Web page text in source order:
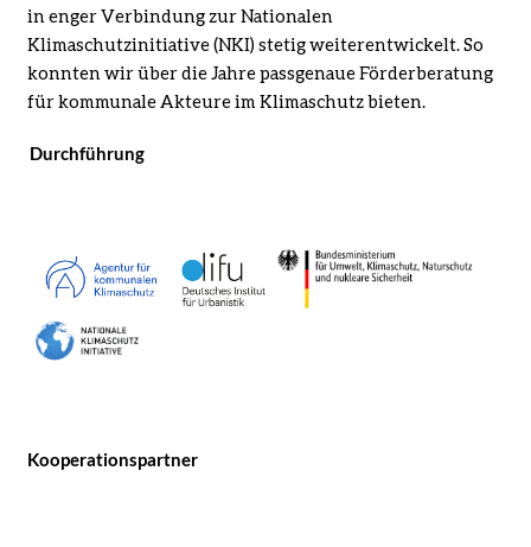
in enger Verbindung zur Nationalen
Klimaschutzinitiative (NKI) stetig weiterentwickelt. So
konnten wir über die Jahre passgenaue Förderberatung
für kommunale Akteure im Klimaschutz bieten.
Durchführung
Kooperationspartner